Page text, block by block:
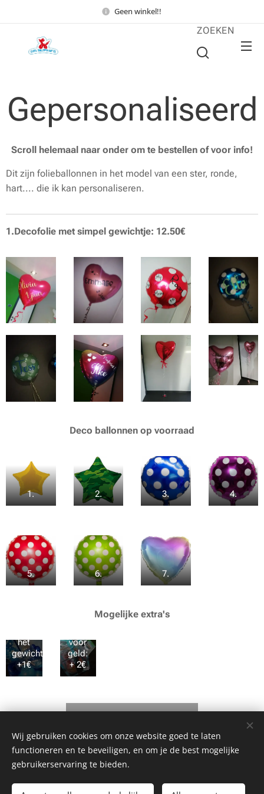
Geen winkel!!
ZOEKEN
Gepersonaliseerd
Scroll helemaal naar onder om te bestellen of voor info!
Dit zijn folieballonnen in het model van een ster, ronde,
hart.... die ik kan personaliseren.
1.Decofolie met simpel gewichtje: 12.50€
Deco ballonnen op voorraad
1. 2. 3. 4.
5. 6. 7.
Mogelijke extra's
Geld
het
gewichtje:
+1€
voor
geld:
+ 2€
©2020 Evy Van Opstal
Wij gebruiken cookies om onze website goed te laten
functioneren en te beveiligen, en om je de best mogelijke
gebruikerservaring te bieden.